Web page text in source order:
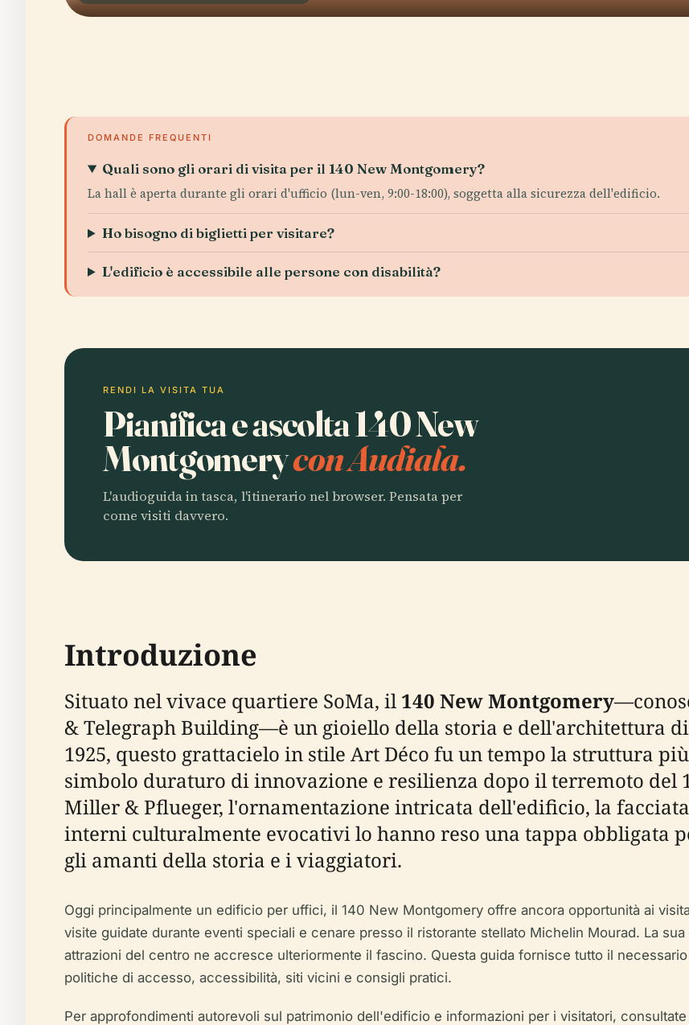
DOMANDE FREQUENTI
Quali sono gli orari di visita per il 140 New Montgomery?
La hall è aperta durante gli orari d'ufficio (lun-ven, 9:00-18:00), soggetta alla sicurezza dell'edificio.
Ho bisogno di biglietti per visitare?
L'edificio è accessibile alle persone con disabilità?
RENDI LA VISITA TUA
Pianifica e ascolta 140 New
Montgomerycon Audiala.
L'audioguida in tasca, l'itinerario nel browser. Pensata per
come visiti davvero.
Introduzione
Situato nel vivace quartiere SoMa, il140 New Montgomery
& Telegraph Building—è un gioiello della storia e dell'architettura di
1925, questo grattacielo in stile Art Déco fu un tempo la struttura
simbolo duraturo di innovazione e resilienza dopo il terremoto del
Miller & Pflueger, l'ornamentazione intricata dell'edificio, la
interni culturalmente evocativi lo hanno reso una tappa obbligata
gli amanti della storia e i viaggiatori.
Oggi principalmente un edificio per uffici, il 140 New Montgomery offre ancora opportunità ai
visite guidate durante eventi speciali e cenare presso il ristorante stellato Michelin Mourad. La
attrazioni del centro ne accresce ulteriormente il fascino. Questa guida fornisce tutto il
politiche di accesso, accessibilità, siti vicini e consigli pratici.
Per approfondimenti autorevoli sul patrimonio dell'edificio e informazioni per i visitatori, consultate